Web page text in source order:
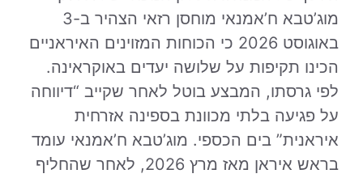
מוג’טבא ח’אמנאי מוחסן רזאי הצהיר ב-3
באוגוסט 2026 כי הכוחות המזוינים האיראניים
הכינו תקיפות על שלושה יעדים באוקראינה.
לפי גרסתו, המבצע בוטל לאחר שקייב “דיווחה
על פגיעה בלתי מכוונת בספינה אזרחית
איראנית” בים הכספי. מוג’טבא ח’אמנאי עומד
בראש איראן מאז מרץ 2026, לאחר שהחליף